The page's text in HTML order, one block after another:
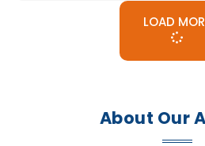
LOAD
About Our